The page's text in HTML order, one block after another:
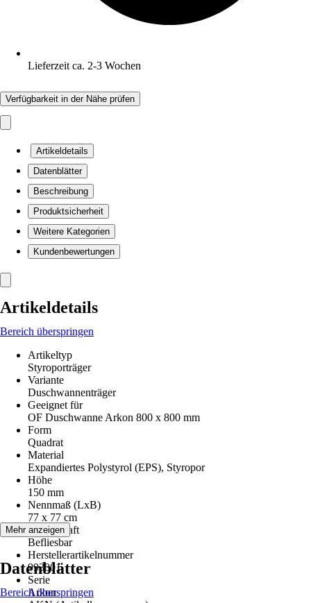
Lieferzeit ca. 2-3 Wochen
Verfügbarkeit in der Nähe prüfen
Artikeldetails
Datenblätter
Beschreibung
Produktsicherheit
Weitere Kategorien
Kundenbewertungen
Artikeldetails
Bereich überspringen
Artikeltyp
Styroporträger
Variante
Duschwannenträger
Geeignet für
OF Duschwanne Arkon 800 x 800 mm
Form
Quadrat
Material
Expandiertes Polystyrol (EPS), Styropor
Höhe
150 mm
Nennmaß (LxB)
77 x 77 cm
Eigenschaft
Befliesbar
Herstellerartikelnummer
993001
Serie
Arkon
Mehr anzeigen
Datenblätter
Bereich überspringen